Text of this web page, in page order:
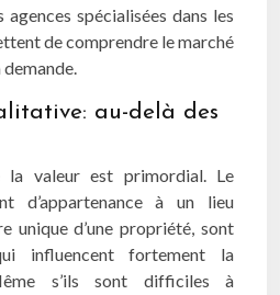
spécialisées dans les
de comprendre le marché
demande.
au-delà des
la valeur est primordial. Le
d’appartenance à un lieu
unique d’une propriété, sont
influencent fortement la
s’ils sont difficiles à